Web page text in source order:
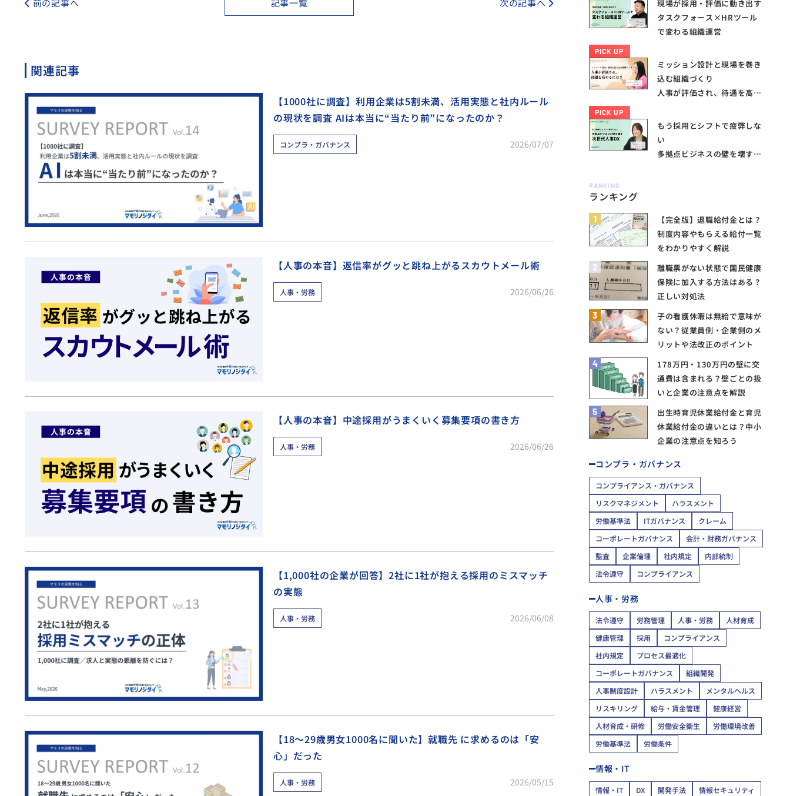
前の記事へ 記事一覧 次の記事へ
関連記事
【1000社に調査】利用企業は5割未満、活用実態と社内ルール
の現状を調査 AIは本当に“当たり前”になったのか？
コンプラ・ガバナンス 2026/07/07
【人事の本音】返信率がグッと跳ね上がるスカウトメール術
人事・労務 2026/06/26
【人事の本音】中途採用がうまくいく募集要項の書き方
人事・労務 2026/06/26
【1,000社の企業が回答】2社に1社が抱える採用のミスマッチ
の実態
人事・労務 2026/06/08
【18～29歳男女1000名に聞いた】就職先 に求めるのは「安
心」だった
人事・労務 2026/05/15
現場が採用・評価に動き出す
タスクフォース×HRツール
で変わる組織運営
PICK UP
ミッション設計と現場を巻き
込む組織づくり
人事が評価され、待遇を高め
PICK UP
もう採用とシフトで疲弊しな
い
多拠点ビジネスの壁を壊す次
RANKING
ランキング
1
【完全版】退職給付金とは？
制度内容やもらえる給付一覧
をわかりやすく解説
2
離職票がない状態で国民健康
保険に加入する方法はある？
正しい対処法
3
子の看護休暇は無給で意味が
ない？従業員側・企業側のメ
リットや法改正のポイント
4
178万円・130万円の壁に交
通費は含まれる？壁ごとの扱
いと企業の注意点を解説
5
出生時育児休業給付金と育児
休業給付金の違いとは？中小
企業の注意点を知ろう
コンプラ・ガバナンス
コンプライアンス・ガバナンス
リスクマネジメント
ハラスメント
労働基準法
ITガバナンス
クレーム
コーポレートガバナンス
会計・財務ガバナンス
監査
企業倫理 社内規定
内部統制
法令遵守
コンプライアンス
人事・労務
法令遵守 労務管理 人事・労務
人材育成
健康管理
採用
コンプライアンス
社内規定
プロセス最適化
コーポレートガバナンス
組織開発
人事制度設計
ハラスメント
メンタルヘルス
リスキリング
給与・賃金管理
健康経営
人材育成・研修
労働安全衛生
労働環境改善
労働基準法
労働条件
情報・IT
情報・IT DX 開発手法 情報セキュリティ